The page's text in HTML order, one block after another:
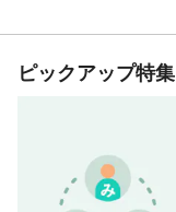
ピックアップ特集